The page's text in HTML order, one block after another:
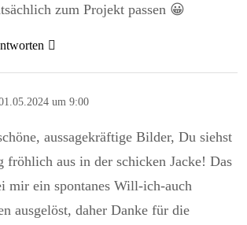
zum Projekt passen 😀
um 9:00
aussagekräftige Bilder, Du siehst
fröhlich aus in der schicken Jacke! Das
mir ein spontanes Will-ich-auch
ausgelöst, daher Danke für die